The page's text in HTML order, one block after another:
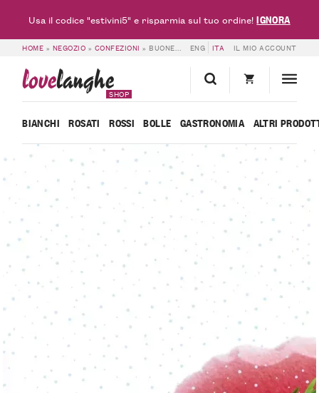
HOME » NEGOZIO » CONFEZIONI » BUONE FESTE DA BATTAGLINO – 6 BOTTIGLIE ENG ITA IL MIO ACCOUNT
lovelanghe
SHOP
BIANCHI ROSATI ROSSI BOLLE GASTRONOMIA ALTRI
Usa il codice "estivini5" e risparmia sul tuo ordine!IGNORA